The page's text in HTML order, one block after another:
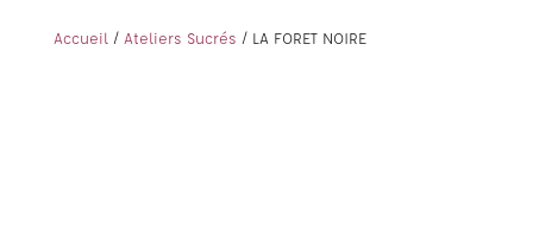
Accueil / Ateliers Sucrés / LA FORET NOIRE